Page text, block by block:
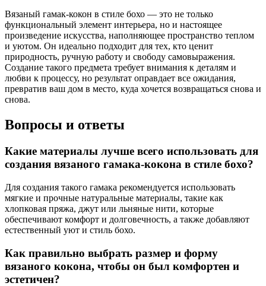
Вязаный гамак-кокон в стиле бохо — это не только
функциональный элемент интерьера, но и настоящее
произведение искусства, наполняющее пространство теплом
и уютом. Он идеально подходит для тех, кто ценит
природность, ручную работу и свободу самовыражения.
Создание такого предмета требует внимания к деталям и
любви к процессу, но результат оправдает все ожидания,
превратив ваш дом в место, куда хочется возвращаться снова и
снова.
Вопросы и ответы
Какие материалы лучше всего использовать для
создания вязаного гамака-кокона в стиле бохо?
Для создания такого гамака рекомендуется использовать
мягкие и прочные натуральные материалы, такие как
хлопковая пряжа, джут или льняные нити, которые
обеспечивают комфорт и долговечность, а также добавляют
естественный уют и стиль бохо.
Как правильно выбрать размер и форму
вязаного кокона, чтобы он был комфортен и
эстетичен?